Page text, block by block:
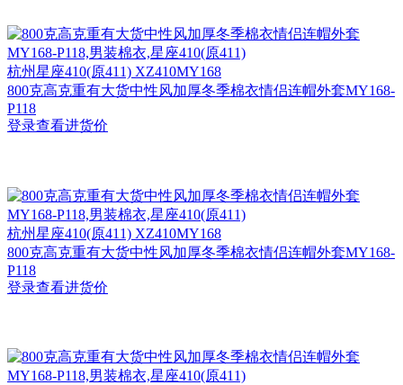
杭州星座410(原411) XZ410MY168
800克高克重有大货中性风加厚冬季棉衣情侣连帽外套MY168-
P118
登录查看进货价
杭州星座410(原411) XZ410MY168
800克高克重有大货中性风加厚冬季棉衣情侣连帽外套MY168-
P118
登录查看进货价